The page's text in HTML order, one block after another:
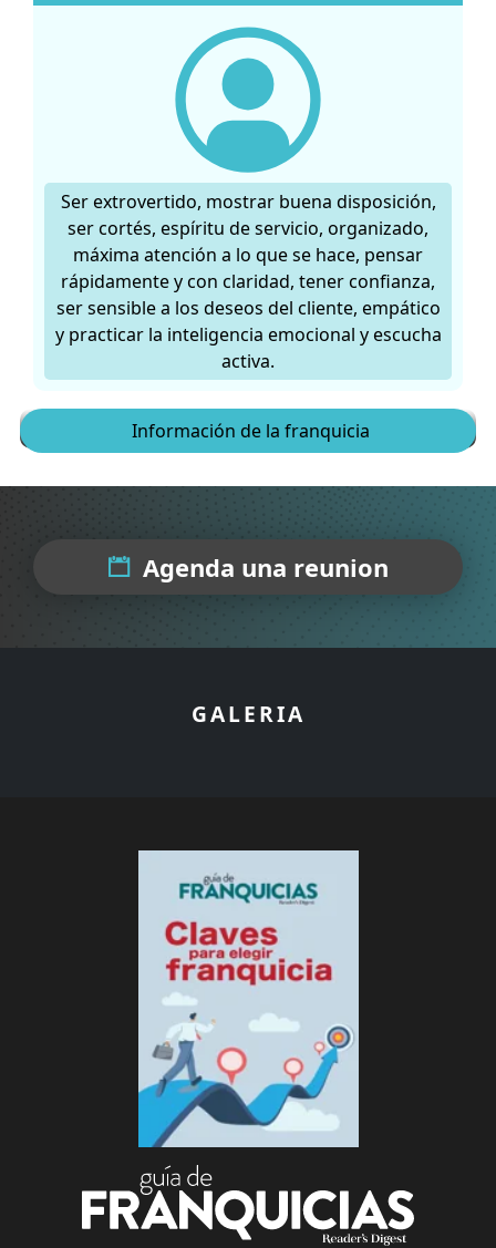
Ser extrovertido, mostrar buena disposición,
ser cortés, espíritu de servicio, organizado,
máxima atención a lo que se hace, pensar
rápidamente y con claridad, tener confianza,
ser sensible a los deseos del cliente, empático
y practicar la inteligencia emocional y escucha
activa.
Conoce más
Información de la franquicia
Agenda una reunion
GALERIA